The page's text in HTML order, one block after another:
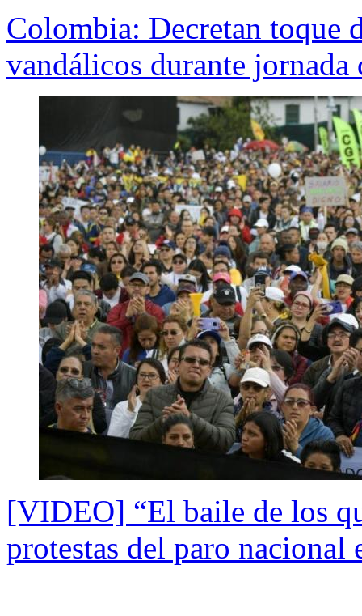
Colombia: Decretan toque
vandálicos durante jornada
[VIDEO] “El baile de los
protestas del paro nacional